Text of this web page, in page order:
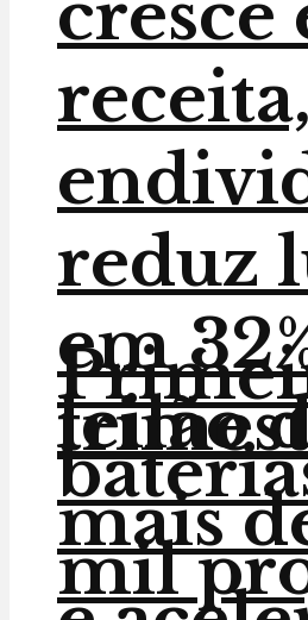
leilão
mais
mil
reduz
em